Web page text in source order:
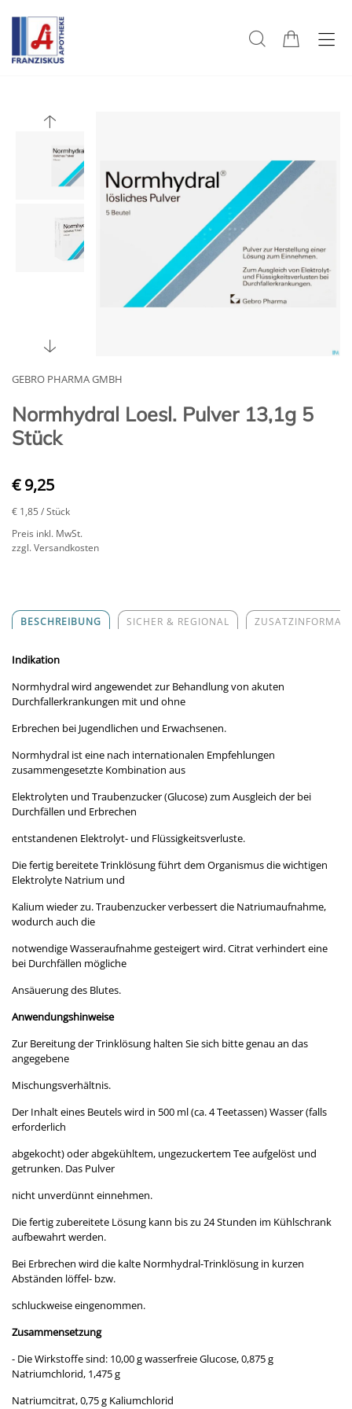
GEBRO PHARMA GMBH
Normhydral Loesl. Pulver 13,1g 5
Stück
€ 9,25
€ 1,85 / Stück
Preis inkl. MwSt.
zzgl. Versandkosten
BESCHREIBUNG SICHER & REGIONAL
Indikation
Normhydral wird angewendet zur Behandlung von akuten
Durchfallerkrankungen mit und ohne
Erbrechen bei Jugendlichen und Erwachsenen.
Normhydral ist eine nach internationalen Empfehlungen
zusammengesetzte Kombination aus
Elektrolyten und Traubenzucker (Glucose) zum Ausgleich der bei
Durchfällen und Erbrechen
entstandenen Elektrolyt- und Flüssigkeitsverluste.
Die fertig bereitete Trinklösung führt dem Organismus die wichtigen
Elektrolyte Natrium und
Kalium wieder zu. Traubenzucker verbessert die Natriumaufnahme,
wodurch auch die
notwendige Wasseraufnahme gesteigert wird. Citrat verhindert eine
bei Durchfällen mögliche
Ansäuerung des Blutes.
Anwendungshinweise
Zur Bereitung der Trinklösung halten Sie sich bitte genau an das
angegebene
Mischungsverhältnis.
Der Inhalt eines Beutels wird in 500 ml (ca. 4 Teetassen) Wasser (falls
erforderlich
abgekocht) oder abgekühltem, ungezuckertem Tee aufgelöst und
getrunken. Das Pulver
nicht unverdünnt einnehmen.
Die fertig zubereitete Lösung kann bis zu 24 Stunden im Kühlschrank
aufbewahrt werden.
Bei Erbrechen wird die kalte Normhydral-Trinklösung in kurzen
Abständen löffel- bzw.
schluckweise eingenommen.
Zusammensetzung
- Die Wirkstoffe sind: 10,00 g wasserfreie Glucose, 0,875 g
Natriumchlorid, 1,475 g
Natriumcitrat, 0,75 g Kaliumchlorid